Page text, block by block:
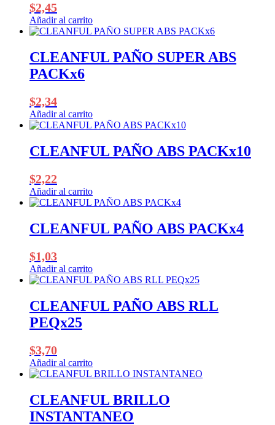
$2,45
Añadir al carrito
CLEANFUL PAÑO SUPER ABS
PACKx6
$2,34
Añadir al carrito
CLEANFUL PAÑO ABS PACKx10
$2,22
Añadir al carrito
CLEANFUL PAÑO ABS PACKx4
$1,03
Añadir al carrito
CLEANFUL PAÑO ABS RLL
PEQx25
$3,70
Añadir al carrito
CLEANFUL BRILLO
INSTANTANEO